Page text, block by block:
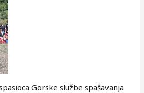
Gorske službe spašavanja